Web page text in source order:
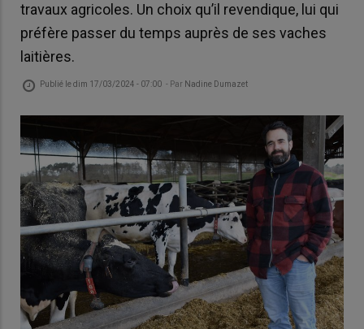
travaux agricoles. Un choix qu’il revendique, lui qui
préfère passer du temps auprès de ses vaches
laitières.
Publié ledim 17/03/2024 - 07:00 - Par Nadine Dumazet